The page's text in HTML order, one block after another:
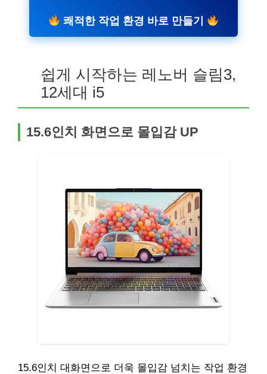
쾌적한 작업 환경 바로 만들기
쉽게 시작하는 레노버 슬림3,
12세대 i5
15.6인치 화면으로 몰입감 UP
15.6인치 대화면으로 더욱 몰입감 넘치는 작업 환경